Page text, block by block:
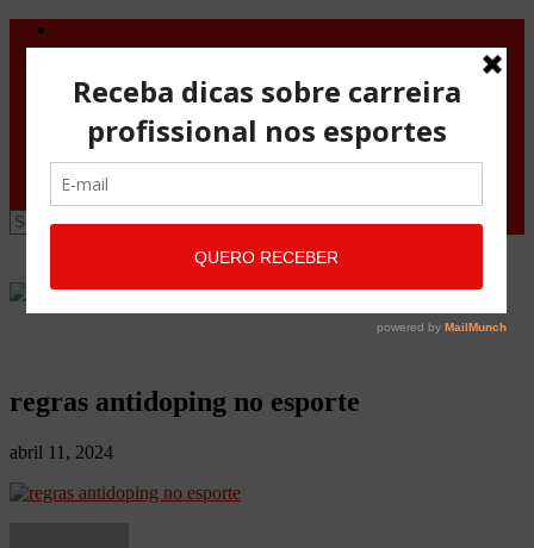
Vistos de viagem
Orientações Gerais
Fale Conosco
Advocacia Maria Pessoa
Advocacia Maria Pessoa Desportivo
regras antidoping no esporte
abril 11, 2024